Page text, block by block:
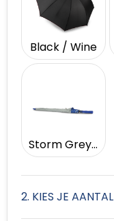
Black / Wine
Storm Grey / Royal Blue
2. KIES JE AANTAL